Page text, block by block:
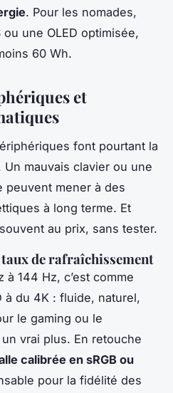
. Pour les nomades,
une OLED optimisée,
60 Wh.
et
font pourtant la
mauvais clavier ou une
peuvent mener à des
à long terme. Et
au prix, sans tester.
de rafraîchissement
à 144 Hz, c’est comme
à du 4K : fluide, naturel,
le gaming ou le
vrai plus. En retouche
calibrée en sRGB ou
pour la fidélité des